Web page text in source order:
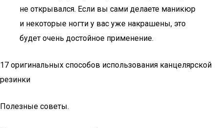
не открывался. Если вы сами делаете маникюр
и некоторые ногти у вас уже накрашены, это
будет очень достойное применение.
17 оригинальных способов использования канцелярской
резинки
Полезные советы.